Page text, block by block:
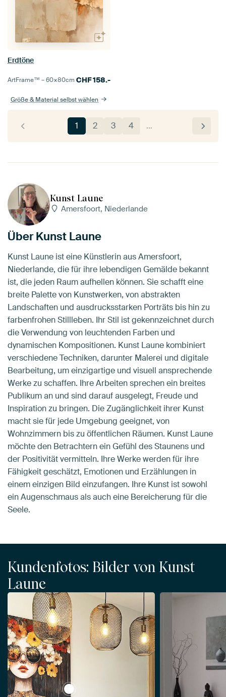
Erdtöne
ArtFrame™ –60×80cm CHF158.-
Größe & Material selbst wählen
1 2 3 4 …
Kunst Laune
Amersfoort, Niederlande
Über Kunst Laune
Kunst Laune ist eine Künstlerin aus Amersfoort,
Niederlande, die für ihre lebendigen Gemälde bekannt
ist, die jeden Raum aufhellen können. Sie schafft eine
breite Palette von Kunstwerken, von abstrakten
Landschaften und ausdrucksstarken Porträts bis hin zu
farbenfrohen Stillleben. Ihr Stil ist gekennzeichnet durch
die Verwendung von leuchtenden Farben und
dynamischen Kompositionen. Kunst Laune kombiniert
verschiedene Techniken, darunter Malerei und digitale
Bearbeitung, um einzigartige und visuell ansprechende
Werke zu schaffen. Ihre Arbeiten sprechen ein breites
Publikum an und sind darauf ausgelegt, Freude und
Inspiration zu bringen. Die Zugänglichkeit ihrer Kunst
macht sie für jede Umgebung geeignet, von
Wohnzimmern bis zu öffentlichen Räumen. Kunst Laune
möchte den Betrachtern ein Gefühl des Staunens und
der Positivität vermitteln. Ihre Werke werden für ihre
Fähigkeit geschätzt, Emotionen und Erzählungen in
einem einzigen Bild einzufangen. Ihre Kunst ist sowohl
ein Augenschmaus als auch eine Bereicherung für die
Seele.
Kundenfotos: Bilder von Kunst
Laune